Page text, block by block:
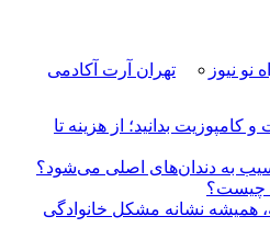
نو نیوز
تهران آرت آکادمی
و کامپوزیت بدانید؛ از هزینه تا
آسیب به دندان‌های اصلی می‌شود؟
چیست؟
همیشه نشانه مشکل خانوادگی